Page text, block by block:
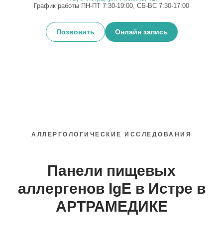
График работы ПН-ПТ 7:30-19:00, СБ-ВС 7:30-17:00
Позвонить Онлайн запись
АЛЛЕРГОЛОГИЧЕСКИЕ ИССЛЕДОВАНИЯ
Панели пищевых
аллергенов IgE в Истре в
АРТРАМЕДИКЕ